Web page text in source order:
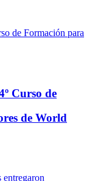
Curso de
de World